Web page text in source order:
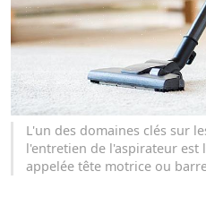
L'un des domaines clés sur
l'entretien de l'aspirateur est
appelée tête motrice ou